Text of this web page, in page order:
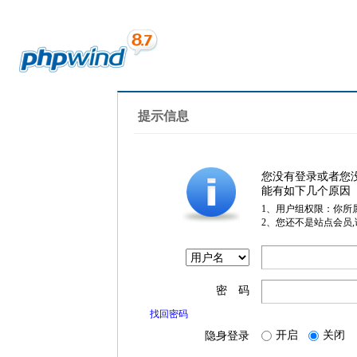
提示信息
您没有登录或者您
能有如下几个原因
1、用户组权限：你所
2、您还不是站点会员
密 码
找回密码
隐身登录 开启 关闭